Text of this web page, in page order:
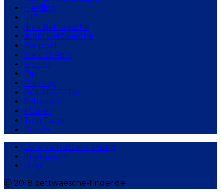
Herding
HIP
Ikea Bettwäsche
Joop! Bettwäsche
Kaeppel
Marc O'Polo
Marvel
Pip
Playboy
POLARSTERN
Schiesser
s.Oliver
Tom Tailor
Zucchi
Datenschutzerklärung
Impressum
Blog
Ⓒ 2018 bettwaesche-finder.de